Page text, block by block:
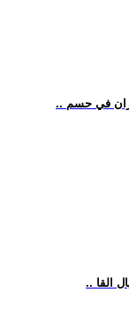
في حسم
القا